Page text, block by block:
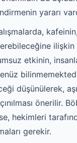
yararı
etkinin,
düşünülerek,
önerilir.
hekimleri
gerekir.